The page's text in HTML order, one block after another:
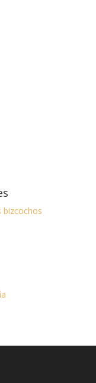
bizcochos